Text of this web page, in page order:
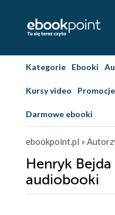
Kategorie Ebooki
Kursy video Promocje
Darmowe ebooki
ebookpoint.pl »
Henryk
audiobooki